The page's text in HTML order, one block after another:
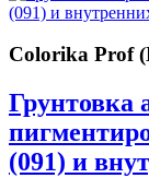
Colorika Prof
Грунтовка
(091) и